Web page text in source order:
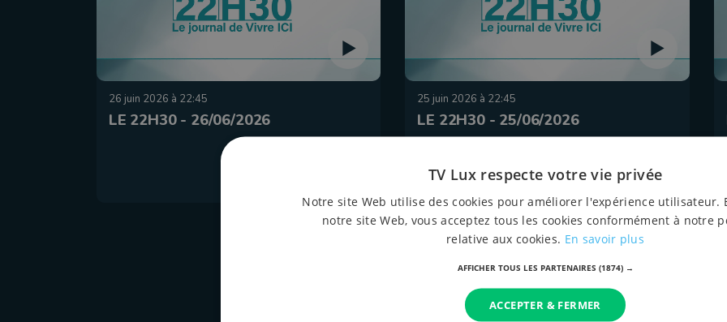
26 juin 2026 à 22:45
LE 22H30 - 26/06/2026
25 juin 2026 à 22:45
LE 22H30 - 25/06/2026
tous les épispodes
TV Lux respecte votre vie privée
Notre site Web utilise des cookies pour améliorer l'expérience utilisateur.
notre site Web, vous acceptez tous les cookies conformément à notre
relative aux cookies. En savoir plus
AFFICHER TOUS LES PARTENAIRES (1874) →
ACCEPTER & FERMER